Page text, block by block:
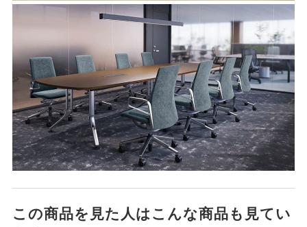
この商品を見た人はこんな商品も見てい